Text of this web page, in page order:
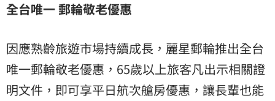
全台唯一 郵輪敬老優惠
因應熟齡旅遊市場持續成長，麗星郵輪推出全台
唯一郵輪敬老優惠，65歲以上旅客凡出示相關證
明文件，即可享平日航次艙房優惠，讓長輩也能